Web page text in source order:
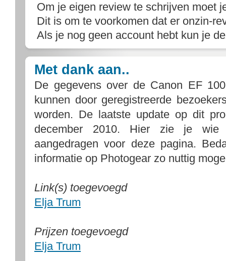
Om je eigen review te schrijven moet
Dit is om te voorkomen dat er onzin-
Als je nog geen account hebt kun je
Met dank aan..
De gegevens over de Canon EF
kunnen door geregistreerde
worden. De laatste update op dit
december 2010. Hier zie je wie
aangedragen voor deze pagina.
informatie op Photogear zo nuttig
Link(s) toegevoegd
Elja Trum
Prijzen toegevoegd
Elja Trum